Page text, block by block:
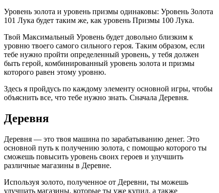
Уровень золота и уровень призмы одинаковы: Уровень Золота
101 Лука будет таким же, как уровень Призмы 100 Лука.
Твой Максимальный Уровень будет довольно близким к
уровню твоего самого сильного героя. Таким образом, если
тебе нужно пройти определенный уровень, у тебя должен
быть герой, комбинированный уровень золота и призмы
которого равен этому уровню.
Здесь я пройдусь по каждому элементу основной игры, чтобы
объяснить все, что тебе нужно знать. Сначала Деревня.
Деревня
Деревня — это твоя машина по зарабатыванию денег. Это
основной путь к получению золота, с помощью которого ты
сможешь повысить уровень своих героев и улучшить
различные магазины в Деревне.
Используя золото, полученное от Деревни, ты можешь
улучшать магазины, которые ты уже купил, а также